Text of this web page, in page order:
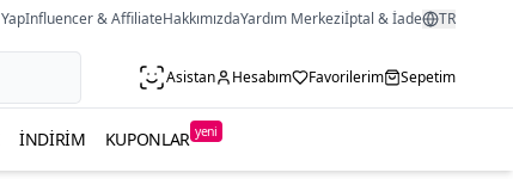
Influencer & AffiliateHakkımızdaYardım Merkeziİptal & İade TR
Asistan Hesabım Favorilerim Sepetim
İNDIRIM KUPONLAR yeni